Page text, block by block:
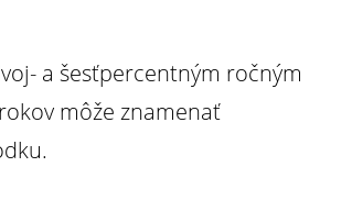
a šesťpercentným ročným
môže znamenať